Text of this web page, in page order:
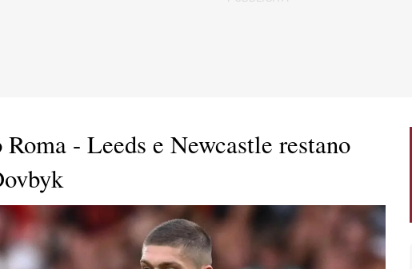
- Leeds e Newcastle restano